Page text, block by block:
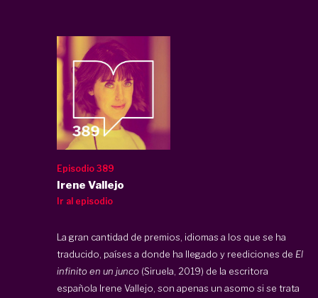
Episodio 389
Irene Vallejo
Ir al episodio
La gran cantidad de premios, idiomas a los que se ha
traducido, países a donde ha llegado y reediciones de El
infinito en un junco (Siruela, 2019) de la escritora
española Irene Vallejo, son apenas un asomo si se trata